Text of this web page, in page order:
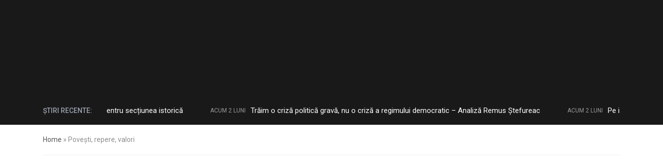
ȘTIRI RECENTE:
anunță surprize pentru secțiunea istorică ACUM 2 LUNI Trăim o criză politică gravă, nu o criză a regimului democratic – Analiză Remus Ștefureac ACUM 2 LUNI Pe iarbă, sub stele, față în
Home » Povești, repere, valori